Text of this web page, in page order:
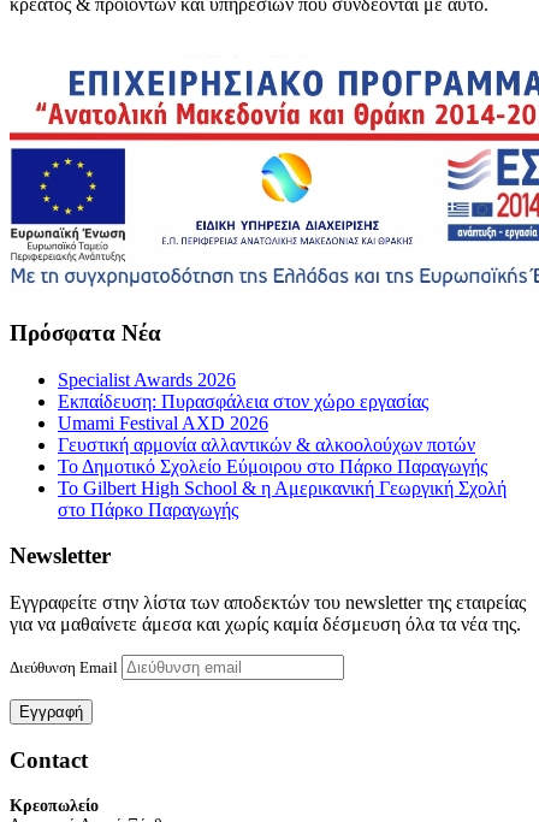
κρέατος & προϊόντων και υπηρεσιών που συνδέονται με αυτό.
Πρόσφατα Νέα
Specialist Awards 2026
Εκπαίδευση: Πυρασφάλεια στον χώρο εργασίας
Umami Festival AXD 2026
Γευστική αρμονία αλλαντικών & αλκοολούχων ποτών
Το Δημοτικό Σχολείο Εύμοιρου στο Πάρκο Παραγωγής
Το Gilbert High School & η Αμερικανική Γεωργική Σχολή
στο Πάρκο Παραγωγής
Newsletter
Εγγραφείτε στην λίστα των αποδεκτών του newsletter της εταιρείας
για να μαθαίνετε άμεσα και χωρίς καμία δέσμευση όλα τα νέα της.
Διεύθυνση Email
Contact
Κρεοπωλείο